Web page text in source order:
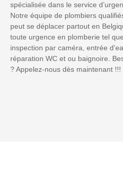
spécialisée dans le service
Notre équipe de plombiers
peut se déplacer partout en
toute urgence en plomberie tel
inspection par caméra, entrée
réparation WC et ou baignoire.
? Appelez-nous dès maintenant !!!